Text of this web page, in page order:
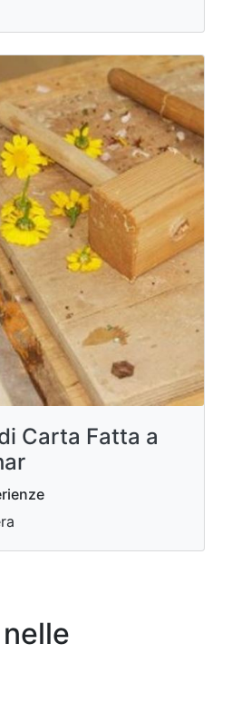
Carta Fatta a